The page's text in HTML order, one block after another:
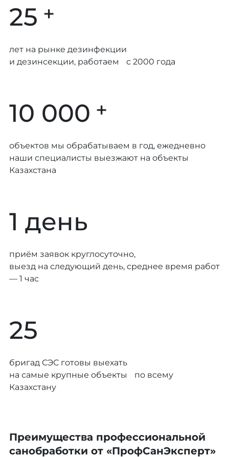
25 +
лет на рынке дезинфекции
и дезинсекции, работаем с 2000 года
10 000 +
объектов мы обрабатываем в год, ежедневно
наши специалисты выезжают на объекты
Казахстана
1 день
приём заявок круглосуточно,
выезд на следующий день, среднее время работ
— 1 час
25
бригад СЭС готовы выехать
на самые крупные объекты по всему
Казахстану
Преимущества профессиональной
санобработки от «ПрофСанЭксперт»